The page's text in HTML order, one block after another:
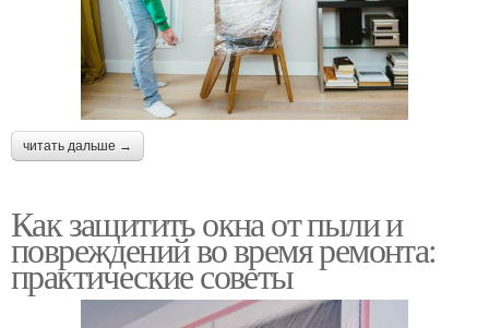
читать дальше →
Как защитить окна от пыли и
повреждений во время ремонта:
практические советы